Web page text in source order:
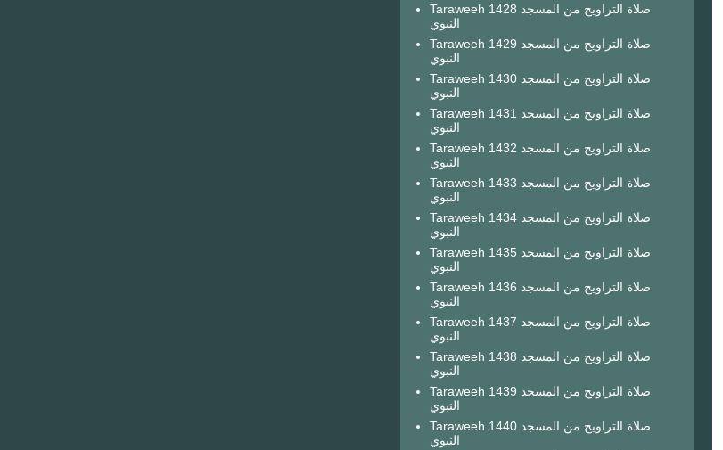
Taraweeh 1428 صلاة التراويح من المسجد
النبوي
Taraweeh 1429 صلاة التراويح من المسجد
النبوي
Taraweeh 1430 صلاة التراويح من المسجد
النبوي
Taraweeh 1431 صلاة التراويح من المسجد
النبوي
Taraweeh 1432 صلاة التراويح من المسجد
النبوي
Taraweeh 1433 صلاة التراويح من المسجد
النبوي
Taraweeh 1434 صلاة التراويح من المسجد
النبوي
Taraweeh 1435 صلاة التراويح من المسجد
النبوي
Taraweeh 1436 صلاة التراويح من المسجد
النبوي
Taraweeh 1437 صلاة التراويح من المسجد
النبوي
Taraweeh 1438 صلاة التراويح من المسجد
النبوي
Taraweeh 1439 صلاة التراويح من المسجد
النبوي
Taraweeh 1440 صلاة التراويح من المسجد
النبوي